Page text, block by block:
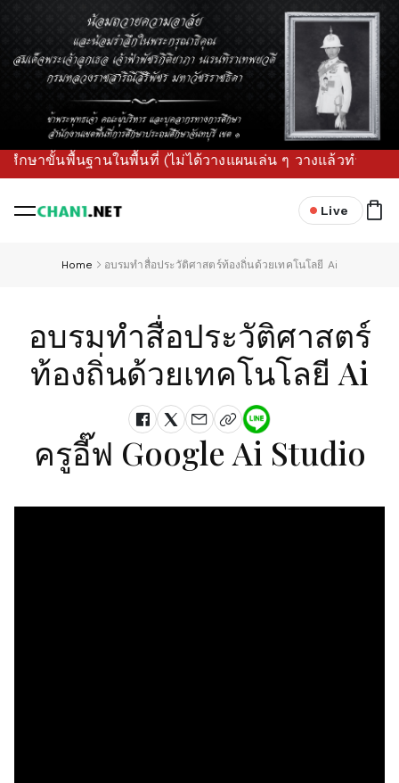
ฐานในพื้นที่ (ไม่ได้วางแผนเล่น ๆ วางแล้วทำจริง เจาะ
Live
Home อบรมทำสื่อประวัติศาสตร์ท้องถิ่นด้วยเทคโนโลยี Ai
อบรมทำสื่อประวัติศาสตร์
ท้องถิ่นด้วยเทคโนโลยี Ai
ครูอี๊ฟ Google Ai Studio